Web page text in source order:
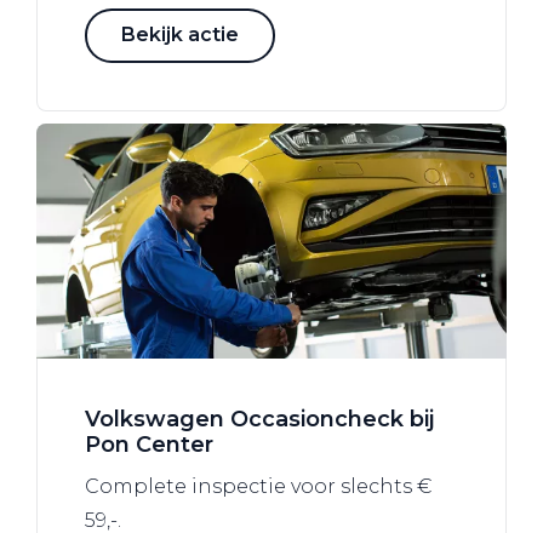
Bekijk actie
Volkswagen Occasioncheck bij
Pon Center
Complete inspectie voor slechts €
59,-.